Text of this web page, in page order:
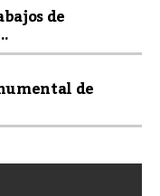
de
de